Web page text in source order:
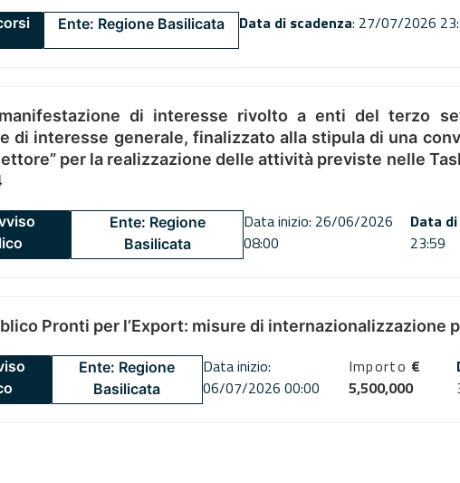
Ente: Regione Basilicata Data di scadenza: 27/07/2026
di interesse rivolto a enti del terzo
di interesse generale, finalizzato alla stipula di una
per la realizzazione delle attività previste nelle
Ente: Regione
Basilicata
Data inizio: 26/06/2026
08:00
Data
23:59
Pronti per l’Export: misure di internazionalizzazione
Ente: Regione
Basilicata
Data inizio:
06/07/2026 00:00
Importo €
5,500,000